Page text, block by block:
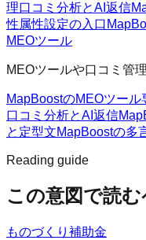
理口コミ分析とAI返信
性属性設定の入口
MEOツール
MEOツールや口コミ管
MapBoostのMEOツール
口コミ分析とAI返信
と定型文MapBoostの多
Reading guide
この意図で読
ものづくり補助金